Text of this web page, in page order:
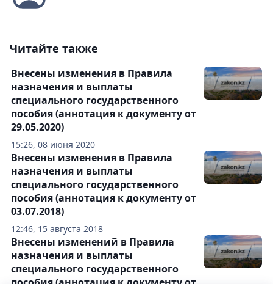
Читайте также
15:26, 08 июня 2020
Внесены изменения в Правила
назначения и выплаты
специального государственного
пособия (аннотация к документу от
29.05.2020)
12:46, 15 августа 2018
Внесены изменения в Правила
назначения и выплаты
специального государственного
пособия (аннотация к документу от
03.07.2018)
Внесены изменений в Правила
назначения и выплаты
специального государственного